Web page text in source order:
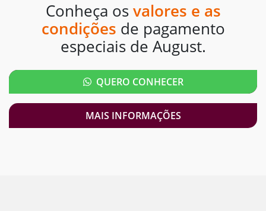
Conheça os valores e as
condições de pagamento
especiais de August.
QUERO CONHECER
MAIS INFORMAÇÕES